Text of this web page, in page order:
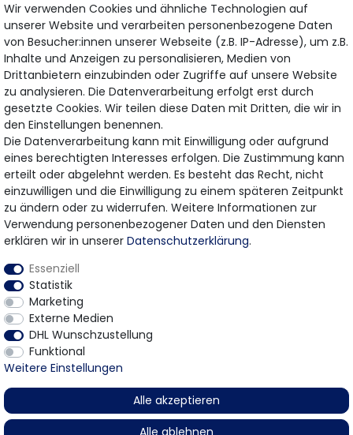
ABONNIEREN
Hiermit bestätige ich, dass ich dieDaten­schutz­erklärunggelesen habe.
Meine Einwilligung kann ich jederzeit widerrufen.
Bezahlung & Versand
Wir bieten Ihnen viele Möglichkeiten einer sicheren
Bezahlung.
* Gilt für Lieferungen innerhalb Deutschlands
© 2026 Gomer Trading GmbH / Alle Rechte vorbehalten.
Wir verwenden Cookies und ähnliche Technologien auf
unserer Website und verarbeiten personenbezogene Daten
von Besucher:innen unserer Webseite (z.B. IP-Adresse), um z.B.
Inhalte und Anzeigen zu personalisieren, Medien von
Drittanbietern einzubinden oder Zugriffe auf unsere Website
zu analysieren. Die Datenverarbeitung erfolgt erst durch
gesetzte Cookies. Wir teilen diese Daten mit Dritten, die wir in
den Einstellungen benennen.
Die Datenverarbeitung kann mit Einwilligung oder aufgrund
eines berechtigten Interesses erfolgen. Die Zustimmung kann
erteilt oder abgelehnt werden. Es besteht das Recht, nicht
einzuwilligen und die Einwilligung zu einem späteren Zeitpunkt
zu ändern oder zu widerrufen. Weitere Informationen zur
Verwendung personenbezogener Daten und den Diensten
erklären wir in unserer Daten­schutz­erklärung.
Essenziell
Statistik
Marketing
Externe Medien
DHL Wunschzustellung
Funktional
Weitere Einstellungen
Alle akzeptieren
Alle ablehnen